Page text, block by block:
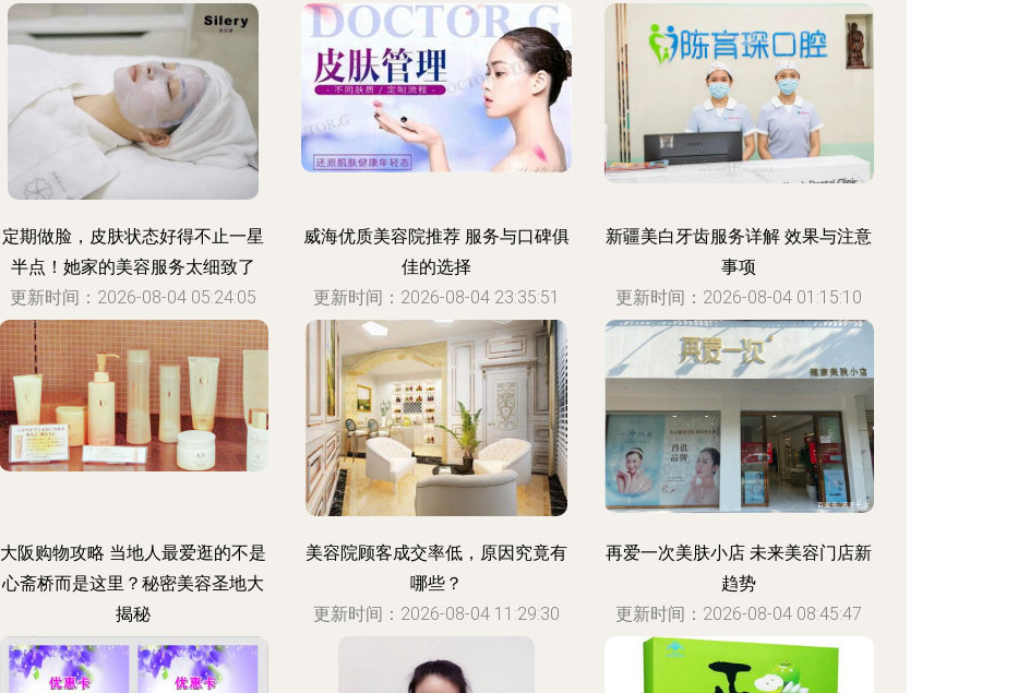
定期做脸，皮肤状态好得不止一星
半点！她家的美容服务太细致了
更新时间：2026-08-04 05:24:05
威海优质美容院推荐 服务与口碑俱
佳的选择
更新时间：2026-08-04 23:35:51
新疆美白牙齿服务详解 效果与注意
事项
更新时间：2026-08-04 01:15:10
大阪购物攻略 当地人最爱逛的不是
心斋桥而是这里？秘密美容圣地大
揭秘
更新时间：2026-08-04 23:20:47
美容院顾客成交率低，原因究竟有
哪些？
更新时间：2026-08-04 11:29:30
再爱一次美肤小店 未来美容门店新
趋势
更新时间：2026-08-04 08:45:47